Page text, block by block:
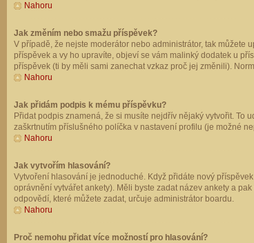
Nahoru
Jak změním nebo smažu příspěvek?
V případě, že nejste moderátor nebo administrátor, tak můžete
příspěvek a vy ho upravíte, objeví se vám malinký dodatek u
příspěvek (ti by měli sami zanechat vzkaz proč jej změnili).
Nahoru
Jak přidám podpis k mému příspěvku?
Přidat podpis znamená, že si musíte nejdřív nějaký vytvořit. To
zaškrtnutím příslušného políčka v nastavení profilu (je možné
Nahoru
Jak vytvořím hlasování?
Vytvoření hlasování je jednoduché. Když přidáte nový
oprávnění vytvářet ankety). Měli byste zadat název ankety a
odpovědí, které můžete zadat, určuje administrátor boardu.
Nahoru
Proč nemohu přidat více možností pro hlasování?